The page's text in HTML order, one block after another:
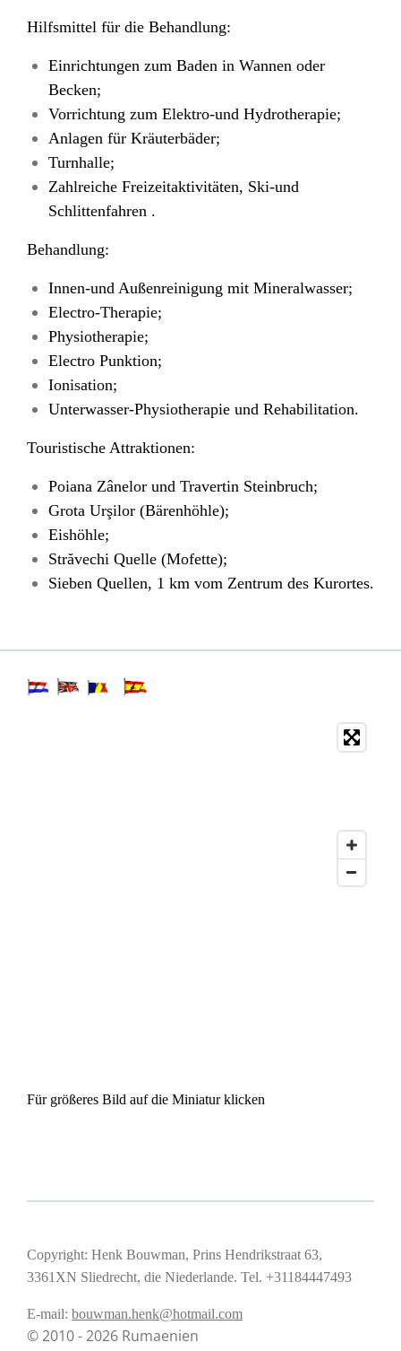
Hilfsmittel für die Behandlung:
Einrichtungen zum Baden in Wannen oder
Becken;
Vorrichtung zum Elektro-und Hydrotherapie;
Anlagen für Kräuterbäder;
Turnhalle;
Zahlreiche Freizeitaktivitäten, Ski-und
Schlittenfahren .
Behandlung:
Innen-und Außenreinigung mit Mineralwasser;
Electro-Therapie;
Physiotherapie;
Electro Punktion;
Ionisation;
Unterwasser-Physiotherapie und Rehabilitation.
Touristische Attraktionen:
Poiana Zânelor und Travertin Steinbruch;
Grota Urşilor (Bärenhöhle);
Eishöhle;
Străvechi Quelle (Mofette);
Sieben Quellen, 1 km vom Zentrum des Kurortes.
Für größeres Bild auf die Miniatur klicken
Copyright: Henk Bouwman, Prins Hendrikstraat 63,
3361XN Sliedrecht, die Niederlande. Tel. +31184447493
E-mail: bouwman.henk@hotmail.com
© 2010 - 2026 Rumaenien